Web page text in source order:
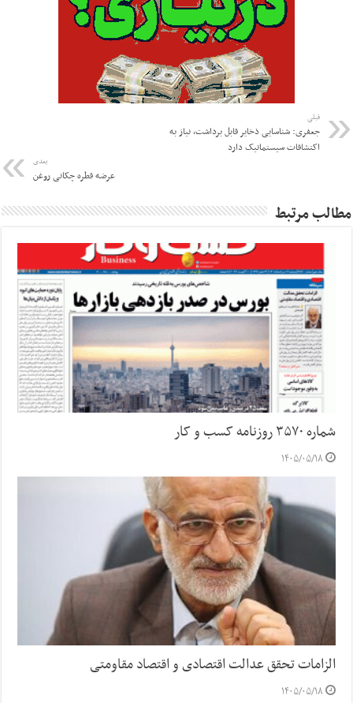
قبلی
جعفری: شناسایی ذخایر قابل برداشت، نیاز به
اکتشافات سیستماتیک دارد
بعدی
عرضه قطره چکانی روغن
مطالب مرتبط
شماره ۳۵۷۰ روزنامه کسب و کار
۱۴۰۵/۰۵/۱۸
الزامات تحقق عدالت اقتصادی و اقتصاد مقاومتی
۱۴۰۵/۰۵/۱۸